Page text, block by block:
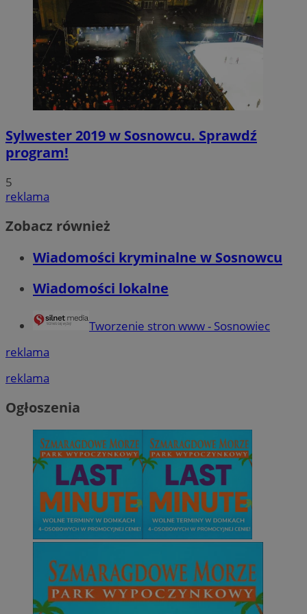
Sylwester 2019 w Sosnowcu. Sprawdź
program!
5
reklama
Zobacz również
Wiadomości kryminalne w Sosnowcu
Wiadomości lokalne
Tworzenie stron www - Sosnowiec
reklama
reklama
Ogłoszenia
MvSessID sosnowiecki.pl
euds .rfihub.com
VISITOR_PRIVACY_METADATA
sosnowiecki.pl